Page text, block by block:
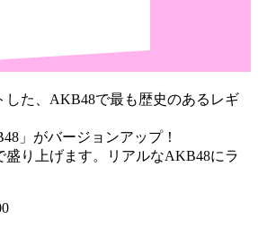
した、AKB48で最も歴史のあるレギ
」がバージョンアップ！
盛り上げます。リアルなAKB48にラ